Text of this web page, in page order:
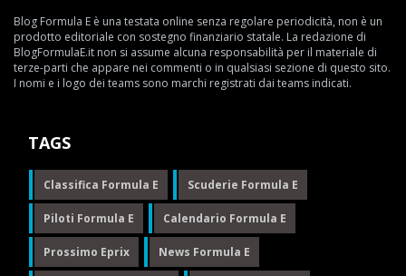
Blog Formula E è una testata online senza regolare periodicità, non è un
prodotto editoriale con sostegno finanziario statale. La redazione di
BlogFormulaE.it non si assume alcuna responsabilità per il materiale di
terze-parti che appare nei commenti o in qualsiasi sezione di questo sito.
I nomi e i logo dei teams sono marchi registrati dai teams indicati.
TAGS
Classifica Formula E Scuderie Formula E
Piloti Formula E Calendario Formula E
Prossimo Eprix News Formula E